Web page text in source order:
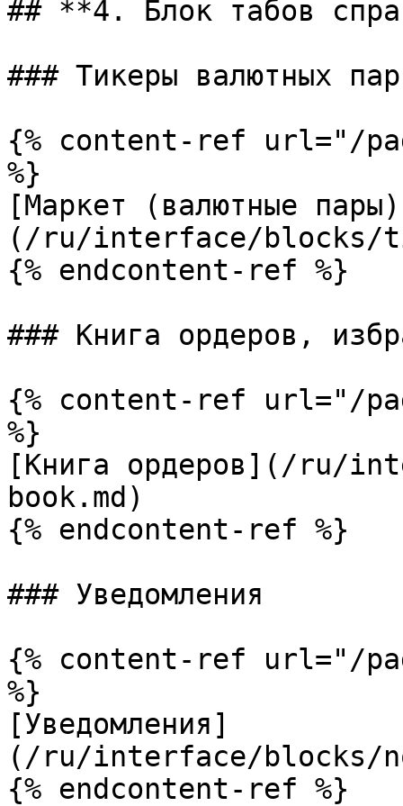
## **4. Блок табов
### Тикеры валютных
{% content-ref url="/
%}
[Маркет (валютные
(/ru/interface/blocks/
{% endcontent-ref %}
### Книга ордеров,
{% content-ref url="/
%}
[Книга ордеров](/ru/
book.md)
{% endcontent-ref %}
### Уведомления
{% content-ref url="/
%}
[Уведомления]
(/ru/interface/blocks/
{% endcontent-ref %}